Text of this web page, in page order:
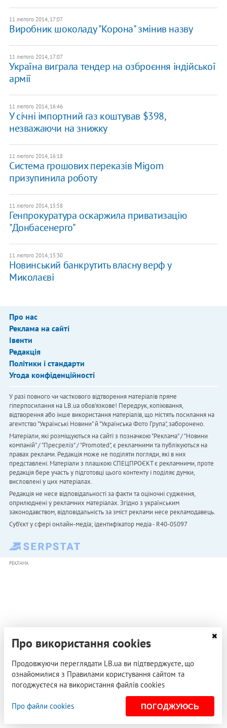
11 лютого 2014, 17:07
Виробник шоколаду "Корона" змінив назву
11 лютого 2014, 17:07
Україна виграла тендер на озброєння індійської
армії
11 лютого 2014, 16:46
У січні імпортний газ коштував $398,
незважаючи на знижку
11 лютого 2014, 16:18
Система грошових переказів Migom
призупинила роботу
11 лютого 2014, 15:58
Генпрокуратура оскаржила приватизацію
"Донбасенерго"
11 лютого 2014, 15:30
Новинський банкрутить власну верф у
Миколаєві
Про нас
Реклама на сайті
Івенти
Редакція
Політики і стандарти
Угода конфіденційності
У разі повного чи часткового відтворення матеріалів пряме
гіперпосилання на LB.ua обов'язкове! Передрук, копіювання,
відтворення або інше використання матеріалів, що містять посилання на
агентство "Українськi Новини" й "Українська Фото Група", заборонено.
Матеріали, які розміщуються на сайті з позначкою "Реклама" / "Новини
компаній" / "Пресреліз" / "Promoted", є рекламними та публікуються на
правах реклами. Редакція може не поділяти погляди, які в них
представлені. Матеріали з плашкою СПЕЦПРОЄКТ є рекламними, проте
редакція бере участь у підготовці цього контенту і поділяє думки,
висловлені у цих матеріалах.
Редакція не несе відповідальності за факти та оціночні судження,
оприлюднені у рекламних матеріалах. Згідно з українським
законодавством, відповідальність за зміст реклами несе рекламодавець.
Cуб'єкт у сфері онлайн-медіа; ідентифікатор медіа - R40-05097
РЕКЛАМА
Про використання cookies
Продовжуючи переглядати LB.ua ви підтверджуєте, що
ознайомилися з Правилами користування сайтом та
погоджуєтеся на використання файлів cookies
Про файли cookies ПОГОДЖУЮСЬ